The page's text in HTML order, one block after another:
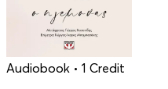
Audiobook • 1 Credit